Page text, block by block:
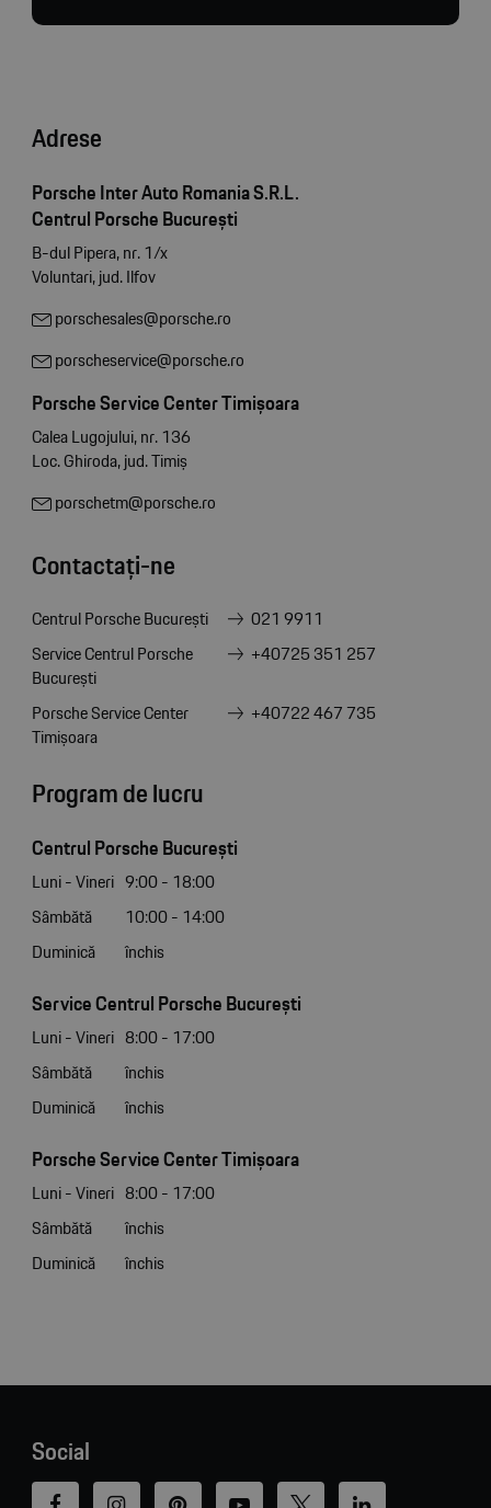
Adrese
Porsche Inter Auto Romania S.R.L.
Centrul Porsche București
B-dul Pipera, nr. 1/x
Voluntari, jud. Ilfov
porschesales@porsche.ro
porscheservice@porsche.ro
Porsche Service Center Timișoara
Calea Lugojului, nr. 136
Loc. Ghiroda, jud. Timiș
porschetm@porsche.ro
Contactați-ne
Centrul Porsche București
021 9911
Service Centrul Porsche
București
+40725 351 257
Porsche Service Center
Timișoara
+40722 467 735
Program de lucru
Centrul Porsche București
Luni - Vineri 9:00 - 18:00
Sâmbătă
10:00 - 14:00
Duminică
închis
Service Centrul Porsche București
Luni - Vineri 8:00 - 17:00
Sâmbătă
închis
Duminică
închis
Porsche Service Center Timișoara
Luni - Vineri 8:00 - 17:00
Sâmbătă
închis
Duminică
închis
Social